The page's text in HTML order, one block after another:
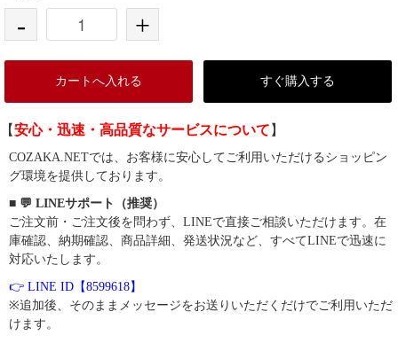
- +
カートへ入れる すぐ購入する
【安心・迅速・高品質なサービスについて 】
COZAKA.NETでは、お客様に安心してご利用いただけるショッピン
グ環境を提供しております。
■ 💬 LINEサポート（推奨）
ご注文前・ご注文後を問わず、LINEで直接ご相談いただけます。在
庫確認、納期確認、商品詳細、発送状況など、すべてLINEで迅速に
対応いたします。
👉 LINE ID【8599618】
※追加後、そのままメッセージをお送りいただくだけでご利用いただ
けます。